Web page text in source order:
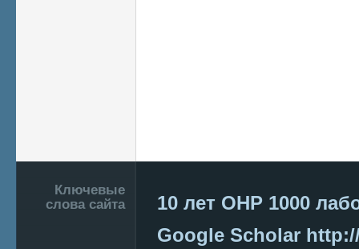
Подвал
Ключевые
слова сайта
10 лет ОНР 1000
Google Scholar